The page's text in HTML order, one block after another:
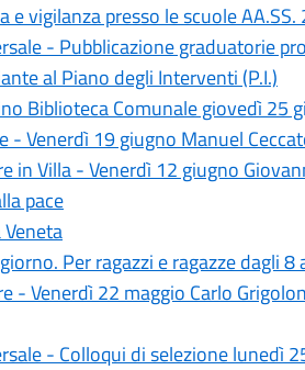
e vigilanza presso le scuole
- Pubblicazione graduatorie
al Piano degli Interventi (P.I.)
Biblioteca Comunale giovedì 25
Venerdì 19 giugno Manuel
in Villa - Venerdì 12 giugno
pace
Per ragazzi e ragazze dagli
- Venerdì 22 maggio Carlo
- Colloqui di selezione lunedì